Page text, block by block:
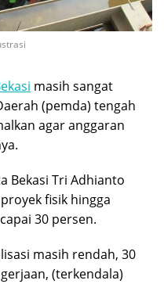
masih sangat
(pemda) tengah
agar anggaran
Bekasi Tri Adhianto
fisik hingga
30 persen.
masih rendah, 30
(terkendala)